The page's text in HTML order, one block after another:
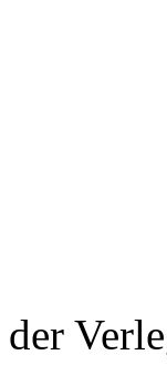
der